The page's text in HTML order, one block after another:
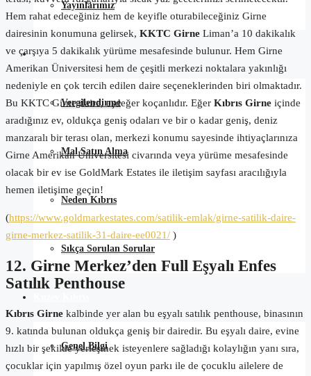
Yayınlarımız
Satın Alma Rehberi
Vergilendirme
Mal Satın Alma
Neden Kıbrıs
Sıkça Sorulan Sorular
Genel Bilgi
Hem rahat edeceğiniz hem de keyifle oturabileceğiniz Girne
dairesinin konumuna gelirsek, KKTC Girne Liman’a 10 dakikalık
ve çarşıya 5 dakikalık yürüme mesafesinde bulunur. Hem Girne
Amerikan Üniversitesi hem de çeşitli merkezi noktalara yakınlığı
nedeniyle en çok tercih edilen daire seçeneklerinden biri olmaktadır.
Bu KKTC Girne daire, eşdeğer koçanlıdır. Eğer Kıbrıs Girne içinde
aradığınız ev, oldukça geniş odaları ve bir o kadar geniş, deniz
manzaralı bir terası olan, merkezi konumu sayesinde ihtiyaçlarınıza
Girne Amerikan Üniversitesi civarında veya yürüme mesafesinde
olacak bir ev ise GoldMark Estates ile iletişim sayfası aracılığıyla
hemen iletişime geçin!
(https://www.goldmarkestates.com/satilik-emlak/girne-satilik-daire-
girne-merkez-satilik-31-daire-ee0021/ )
12. Girne Merkez’den Full Eşyalı Enfes
Satılık Penthouse
Kıbrıs Girne kalbinde yer alan bu eşyalı satılık penthouse, binasının
9. katında bulunan oldukça geniş bir dairedir. Bu eşyalı daire, evine
hızlı bir şekilde yerleşmek isteyenlere sağladığı kolaylığın yanı sıra,
çocuklar için yapılmış özel oyun parkı ile de çocuklu ailelere de